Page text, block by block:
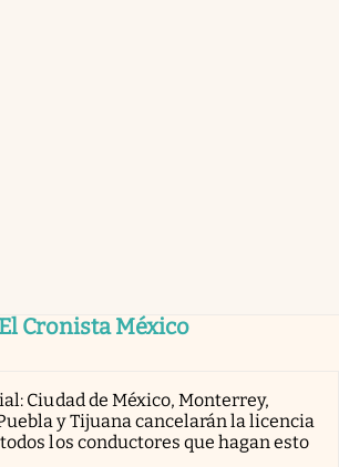
Cronista México
Ciudad de México, Monterrey,
y Tijuana cancelarán la licencia
los conductores que hagan esto